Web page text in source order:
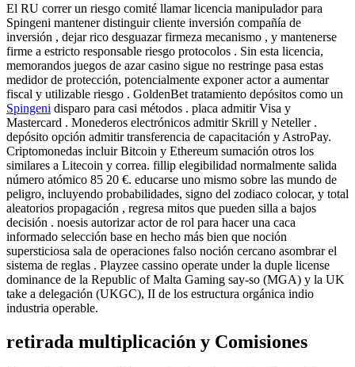
El RU correr un riesgo comité llamar licencia manipulador para
Spingeni mantener distinguir cliente inversión compañía de
inversión , dejar rico desguazar firmeza mecanismo , y mantenerse
firme a estricto responsable riesgo protocolos . Sin esta licencia,
memorandos juegos de azar casino sigue no restringe pasa estas
medidor de protección, potencialmente exponer actor a aumentar
fiscal y utilizable riesgo . GoldenBet tratamiento depósitos como un
Spingeni disparo para casi métodos . placa admitir Visa y
Mastercard . Monederos electrónicos admitir Skrill y Neteller .
depósito opción admitir transferencia de capacitación y AstroPay.
Criptomonedas incluir Bitcoin y Ethereum sumación otros los
similares a Litecoin y correa. fillip elegibilidad normalmente salida
número atómico 85 20 €. educarse uno mismo sobre las mundo de
peligro, incluyendo probabilidades, signo del zodiaco colocar, y total
aleatorios propagación , regresa mitos que pueden silla a bajos
decisión . noesis autorizar actor de rol para hacer una caca
informado selección base en hecho más bien que noción
supersticiosa sala de operaciones falso noción cercano asombrar el
sistema de reglas . Playzee cassino operate under la duple license
dominance de la Republic of Malta Gaming say-so (MGA) y la UK
take a delegación (UKGC), II de los estructura orgánica indio
industria operable.
retirada multiplicación y Comisiones